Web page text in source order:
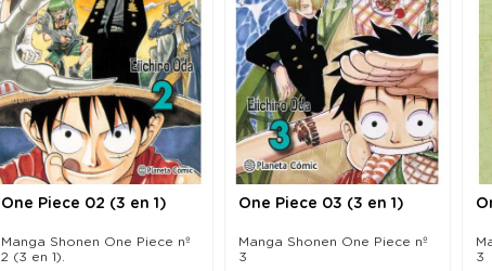
One Piece 02 (3 en 1)
Manga Shonen One Piece nº
2 (3 en 1).
One Piece 03 (3 en 1)
Manga Shonen One Piece nº
3
3